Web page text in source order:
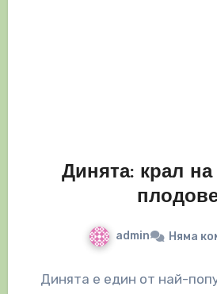
Динята: крал на
admin Няма
Динята е един от най-